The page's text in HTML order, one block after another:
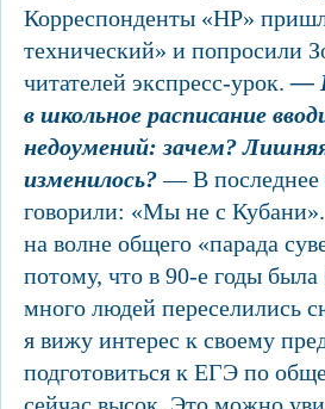
Корреспонденты «НР»
технический» и попросили
читателей экспресс-урок.—
в школьное расписание
недоумений: зачем?
изменилось?— В последнее
говорили: «Мы не с
на волне общего «парада
потому, что в 90-е годы
много людей переселились
я вижу интерес к своему
подготовиться к ЕГЭ по